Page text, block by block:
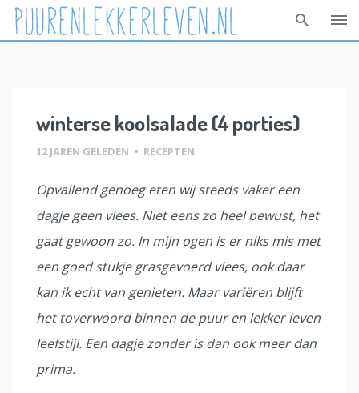
winterse koolsalade (4 porties)
12 JAREN GELEDEN • RECEPTEN
Opvallend genoeg eten wij steeds vaker een
dagje geen vlees. Niet eens zo heel bewust, het
gaat gewoon zo. In mijn ogen is er niks mis met
een goed stukje grasgevoerd vlees, ook daar
kan ik echt van genieten. Maar variëren blijft
het toverwoord binnen de puur en lekker leven
leefstijl. Een dagje zonder is dan ook meer dan
prima.